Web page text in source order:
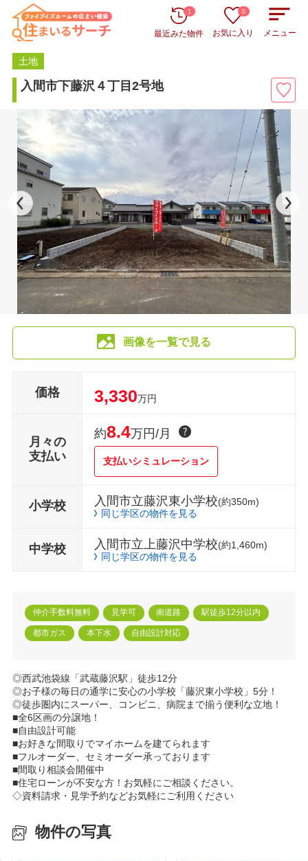
最近みた物件
1
お気に入り
0
メニュー
土地
入間市下藤沢４丁目2号地
画像を一覧で見る
価格 3,330万円
月々の
支払い
約8.4万円/月
支払いシミュレーション
小学校 入間市立藤沢東小学校(約350m)
同じ学区の物件を見る
中学校 入間市立上藤沢中学校(約1,460m)
同じ学区の物件を見る
仲介手数料無料 見学可 南道路 駅徒歩12分以内
都市ガス 本下水 自由設計対応
◎西武池袋線「武蔵藤沢駅」徒歩12分
◎お子様の毎日の通学に安心の小学校「藤沢東小学校」5分！
◎徒歩圏内にスーパー、コンビニ、病院まで揃う便利な立地！
■全6区画の分譲地！
■自由設計可能
■お好きな間取りでマイホームを建てられます
■フルオーダー、セミオーダー承っております
■間取り相談会開催中
■住宅ローンが不安な方！お気軽にご相談ください。
◇資料請求・見学予約などお気軽にご利用ください
物件の写真